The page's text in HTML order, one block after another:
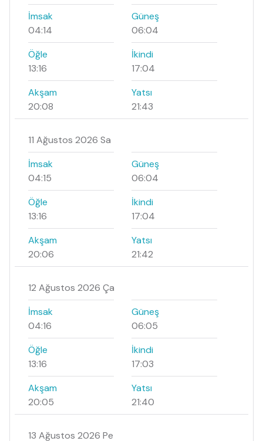
İmsak
04:14
Güneş
06:04
Öğle
13:16
İkindi
17:04
Akşam
20:08
Yatsı
21:43
11 Ağustos 2026 Sa
İmsak
04:15
Güneş
06:04
Öğle
13:16
İkindi
17:04
Akşam
20:06
Yatsı
21:42
12 Ağustos 2026 Ça
İmsak
04:16
Güneş
06:05
Öğle
13:16
İkindi
17:03
Akşam
20:05
Yatsı
21:40
13 Ağustos 2026 Pe